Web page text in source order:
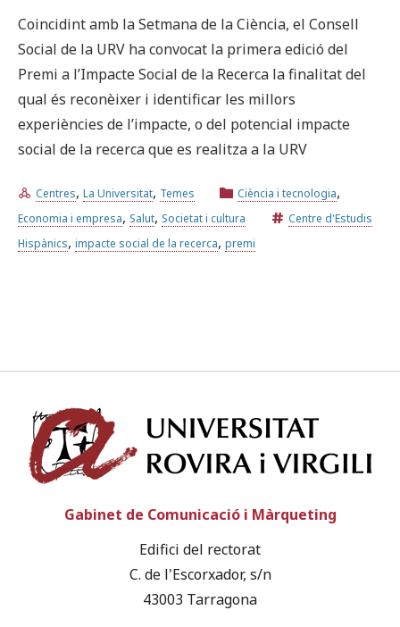
Coincidint amb la Setmana de la Ciència, el Consell
Social de la URV ha convocat la primera edició del
Premi a l’Impacte Social de la Recerca la finalitat del
qual és reconèixer i identificar les millors
experiències de l’impacte, o del potencial impacte
social de la recerca que es realitza a la URV
Centres, La Universitat, Temes Ciència i tecnologia,
Economia i empresa, Salut, Societat i cultura
Centre d'Estudis
Hispànics, impacte social de la recerca, premi
Gabinet de Comunicació i Màrqueting
Edifici del rectorat
C. de l'Escorxador, s/n
43003 Tarragona